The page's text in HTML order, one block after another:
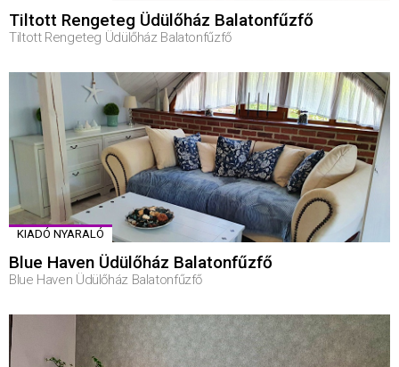
Tiltott Rengeteg Üdülőház Balatonfűzfő
Tiltott Rengeteg Üdülőház Balatonfűzfő
KIADÓ NYARALÓ
Blue Haven Üdülőház Balatonfűzfő
Blue Haven Üdülőház Balatonfűzfő